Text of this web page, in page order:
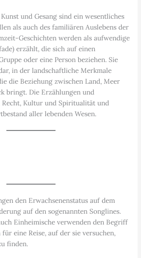
und Gesang sind ein wesentliches
als auch des familiären Auslebens der
Geschichten werden als aufwendige
erzählt, die sich auf einen
oder eine Person beziehen. Sie
in der landschaftliche Merkmale
die Beziehung zwischen Land, Meer
bringt. Die Erzählungen und
Recht, Kultur und Spiritualität und
aller lebenden Wesen.
den Erwachsenenstatus auf dem
auf den sogenannten Songlines.
Einheimische verwenden den Begriff
eine Reise, auf der sie versuchen,
finden.